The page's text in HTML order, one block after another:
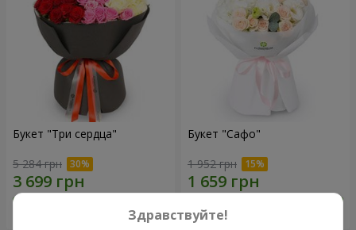
Букет "Три сердца"
5 284 грн
Букет "Сафо"
1 952 грн
Здравствуйте!